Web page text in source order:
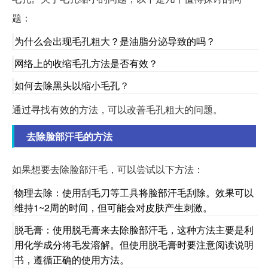
题：
为什么会出现毛孔粗大？是油脂分泌导致的吗？
网络上的收缩毛孔方法是否有效？
如何去除黑头以缩小毛孔？
通过寻找有效的方法，可以改善毛孔粗大的问题。
去除脸部汗毛的方法
如果想要去除脸部汗毛，可以尝试以下方法：
物理去除：使用刮毛刀等工具将脸部汗毛刮除。效果可以
维持1~2周的时间，但可能会对皮肤产生刺激。
脱毛膏：使用脱毛膏来去除脸部汗毛，这种方法主要是利
用化学成分将毛发溶解。但使用脱毛膏时要注意阅读说明
书，遵循正确的使用方法。